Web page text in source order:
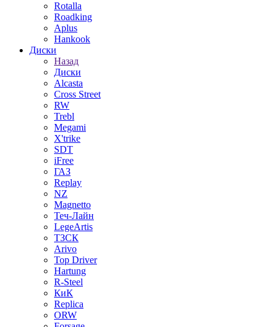
Rotalla
Roadking
Aplus
Hankook
Диски
Назад
Диски
Alcasta
Cross Street
RW
Trebl
Megami
X'trike
SDT
iFree
ГАЗ
Replay
NZ
Magnetto
Теч-Лайн
LegeArtis
ТЗСК
Arivo
Top Driver
Hartung
R-Steel
КиК
Replica
ORW